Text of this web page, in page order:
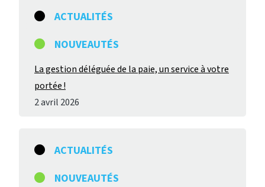
ACTUALITÉS
NOUVEAUTÉS
La gestion déléguée de la paie, un service à votre
portée !
2 avril 2026
ACTUALITÉS
NOUVEAUTÉS